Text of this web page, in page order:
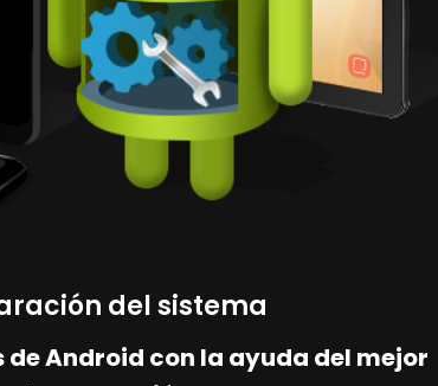
del sistema
Android con la ayuda del mejor